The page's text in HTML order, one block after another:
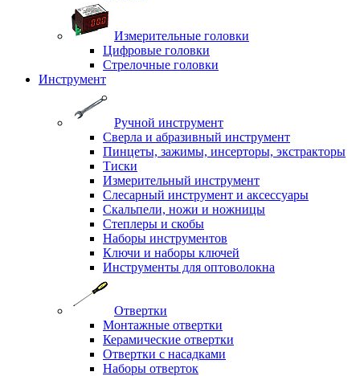
Измерительные головки
Цифровые головки
Стрелочные головки
Инструмент
Ручной инструмент
Сверла и абразивный инструмент
Пинцеты, зажимы, инсерторы, экстракторы
Тиски
Измерительный инструмент
Слесарный инструмент и аксессуары
Скальпели, ножи и ножницы
Степлеры и скобы
Наборы инструментов
Ключи и наборы ключей
Инструменты для оптоволокна
Отвертки
Монтажные отвертки
Керамические отвертки
Отвертки с насадками
Наборы отверток